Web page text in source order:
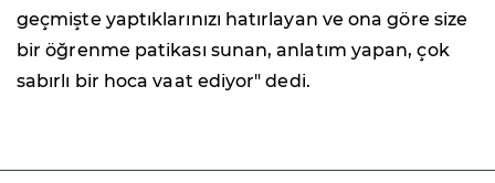
geçmişte yaptıklarınızı hatırlayan ve ona göre size
bir öğrenme patikası sunan, anlatım yapan, çok
sabırlı bir hoca vaat ediyor" dedi.